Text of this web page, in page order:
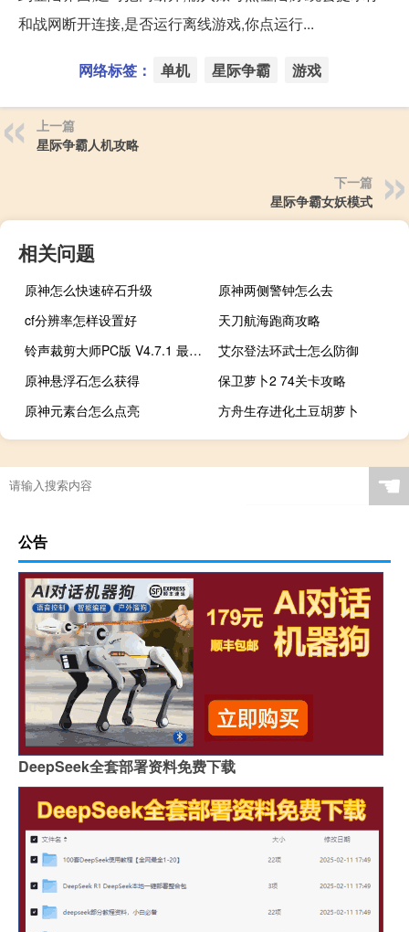
和战网断开连接,是否运行离线游戏,你点运行...
网络标签： 单机 星际争霸 游戏
上一篇
星际争霸人机攻略
下一篇
星际争霸女妖模式
相关问题
原神怎么快速碎石升级
原神两侧警钟怎么去
cf分辨率怎样设置好
天刀航海跑商攻略
铃声裁剪大师PC版 V4.7.1 最新版（铃声裁剪大师PC版 V4.7.1 最新版功能简介）
艾尔登法环武士怎么防御
原神悬浮石怎么获得
保卫萝卜2 74关卡攻略
原神元素台怎么点亮
方舟生存进化土豆胡萝卜
☚
公告
DeepSeek全套部署资料免费下载